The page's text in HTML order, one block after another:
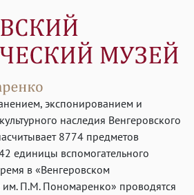
экспонированием и
наследия Венгеровского
8774 предметов
единицы вспомогательного
в «Венгеровском
им. П.М. Пономаренко» проводятся